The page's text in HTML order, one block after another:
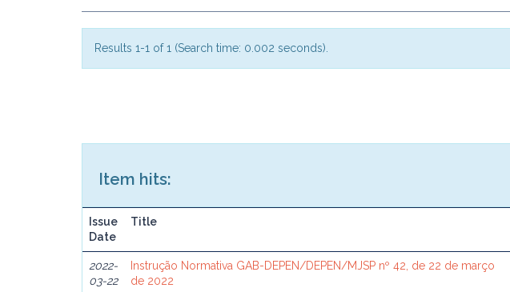
Results 1-1 of 1 (Search time: 0.002 seconds).
Item hits:
Issue
Date
Title
2022-
03-22
Instrução Normativa GAB-DEPEN/DEPEN/MJSP nº 42, de 22 de março
de 2022